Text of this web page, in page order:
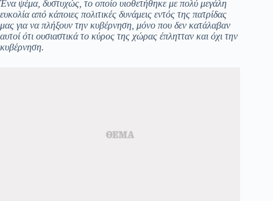
Ένα ψέμα, δυστυχώς, το οποίο υιοθετήθηκε με πολύ μεγάλη
ευκολία από κάποιες πολιτικές δυνάμεις εντός της πατρίδας
μας για να πλήξουν την κυβέρνηση, μόνο που δεν κατάλαβαν
αυτοί ότι ουσιαστικά το κύρος της χώρας έπλητταν και όχι την
κυβέρνηση.